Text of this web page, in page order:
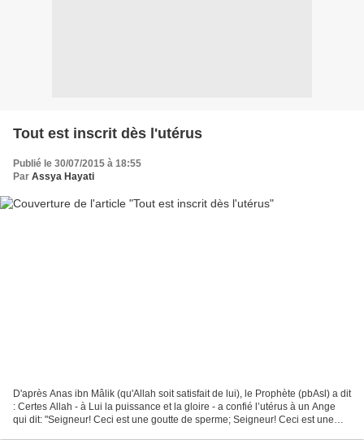
Tout est inscrit dès l'utérus
Publié le 30/07/2015 à 18:55
Par Assya Hayati
D'après Anas ibn Mâlik (qu'Allah soit satisfait de lui), le Prophète (pbAsl) a dit
: Certes Allah - à Lui la puissance et la gloire - a confié l’utérus à un Ange
qui dit: "Seigneur! Ceci est une goutte de sperme; Seigneur! Ceci est une